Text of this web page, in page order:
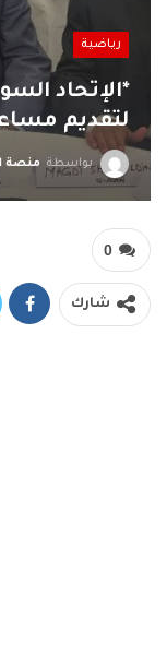
رياضية
*الإتحاد
لتقديم
بواسطة منصة
0
شارك